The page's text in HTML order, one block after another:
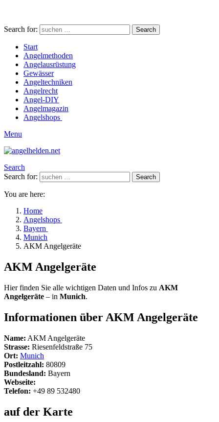
Search for: Search
Start
Angelmethoden
Angelausrüstung
Gewässer
Angeltechniken
Angelrecht
Angel-DIY
Angelmagazin
Angelshops
Menu
Search
Search for:
Search
You are here:
Home
Angelshops
Bayern
Munich
AKM Angelgeräte
AKM Angelgeräte
Hier finden Sie alle wichtigen Daten und Infos zu AKM
Angelgeräte – in Munich.
Informationen über AKM Angelgeräte
Name: AKM Angelgeräte
Strasse: Riesenfeldstraße 75
Ort: Munich
Postleitzahl: 80809
Bundesland: Bayern
Webseite:
Telefon: +49 89 532480
auf der Karte